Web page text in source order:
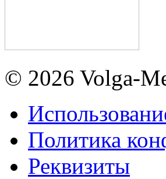
© 2026 Volga-
Политика
Реквизиты